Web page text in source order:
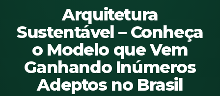
Arquitetura
Sustentável – Conheça
o Modelo que Vem
Ganhando Inúmeros
Adeptos no Brasil